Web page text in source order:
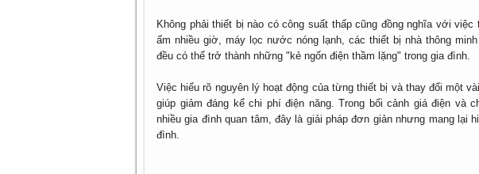
Không phải thiết bị nào có công suất thấp cũng đồng nghĩa với
ấm nhiều giờ, máy lọc nước nóng lạnh, các thiết bị nhà thông
đều có thể trở thành những "kẻ ngốn điện thầm lặng" trong gia đình.
Việc hiểu rõ nguyên lý hoạt động của từng thiết bị và thay đổi một
giúp giảm đáng kể chi phí điện năng. Trong bối cảnh giá điện và
nhiều gia đình quan tâm, đây là giải pháp đơn giản nhưng mang lại
đình.